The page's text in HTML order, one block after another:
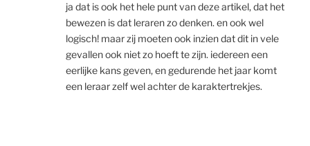
ja dat is ook het hele punt van deze artikel, dat het
bewezen is dat leraren zo denken. en ook wel
logisch! maar zij moeten ook inzien dat dit in vele
gevallen ook niet zo hoeft te zijn. iedereen een
eerlijke kans geven, en gedurende het jaar komt
een leraar zelf wel achter de karaktertrekjes.